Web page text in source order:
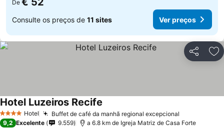
De
Consulte os preços de 11 sites Ver preços
Partilhar
4 EstrelasHotel Buffet de café da manhã regional excepcional
Hotel Luzeiros Recife
9,2 Excelente 9.559 a 6.8 km de Igreja Matriz de Casa Forte